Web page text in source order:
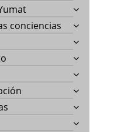
conciencias